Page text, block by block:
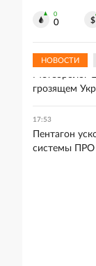
0
0
НОВОСТИ
18:02
Метеоролог
грозящем
17:53
Пентагон
системы ПРО